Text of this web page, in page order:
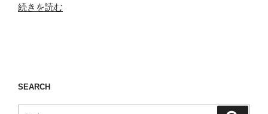
“お
で
昼
続きを読む
SEARCH